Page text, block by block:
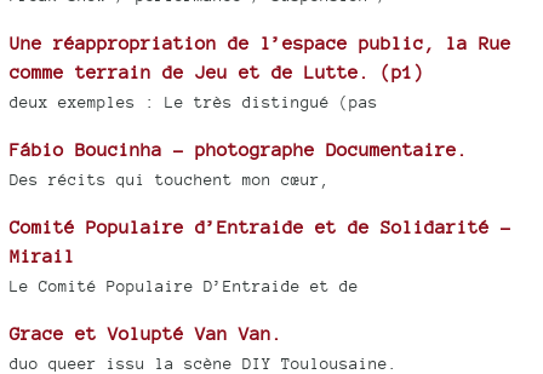
Une réappropriation de l’espace public, la Rue
comme terrain de Jeu et de Lutte. (p1)
deux exemples : Le très distingué (pas
Fábio Boucinha - photographe Documentaire.
Des récits qui touchent mon cœur,
Comité Populaire d’Entraide et de Solidarité -
Mirail
Le Comité Populaire D’Entraide et de
Grace et Volupté Van Van.
duo queer issu la scène DIY Toulousaine.